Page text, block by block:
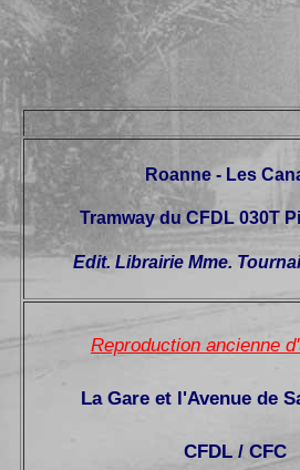
Roanne - Les
Tramway du CFDL 030T
Edit. Librairie Mme.
Reproduction ancienne
La Gare et l'Avenue de
CFDL / CFC